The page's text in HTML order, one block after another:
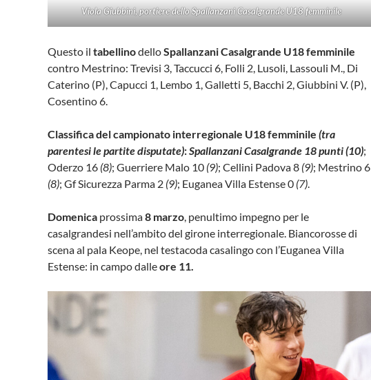
Viola Giubbini, portiere dello Spallanzani Casalgrande U18 femminile
Questo il tabellinodelloSpallanzani Casalgrande U18 femminile
contro Mestrino: Trevisi 3, Taccucci 6, Folli 2, Lusoli, Lassouli M., Di
Caterino (P), Capucci 1, Lembo 1, Galletti 5, Bacchi 2, Giubbini V. (P),
Cosentino 6.
Classifica del campionato interregionale U18 femminile (tra
parentesi le partite disputate):Spallanzani Casalgrande 18 punti (10);
Oderzo 16 (8); Guerriere Malo 10 (9); Cellini Padova 8 (9); Mestrino 6
(8); Gf Sicurezza Parma 2 (9); Euganea Villa Estense 0 (7)
Domenica prossima8 marzo , penultimo impegno per le
casalgrandesi nell’ambito del girone interregionale. Biancorosse di
scena al pala Keope, nel testacoda casalingo con l’Euganea Villa
Estense: in campo dalleore 11.